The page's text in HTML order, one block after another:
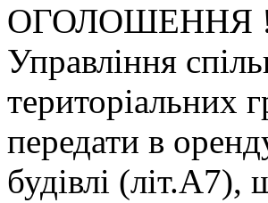
ОГОЛОШЕННЯ
Управління
територіальних
передати в
будівлі